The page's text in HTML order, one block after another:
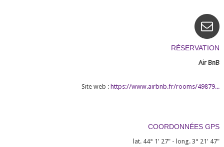
RÉSERVATION
Air BnB
Site web : https://www.airbnb.fr/rooms/49879...
COORDONNÉES GPS
lat. 44° 1' 27" - long. 3° 21' 47"